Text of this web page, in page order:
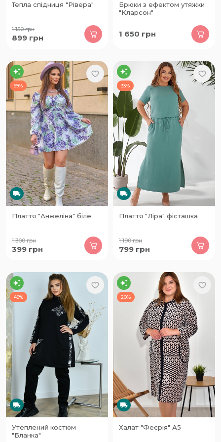
Тепла спідниця "Рівера"
1 150грн
899 грн
Брюки з ефектом утяжки
"Кларсон"
1 650 грн
69%
Плаття "Анжеліна" біле
1 300грн
399 грн
33%
Плаття "Ліра" фісташка
1 190грн
799 грн
49%
Утеплений костюм
"Бланка"
20%
Халат "Феєрія" А5